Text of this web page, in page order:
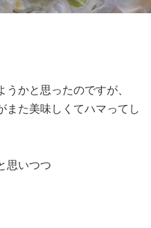
かと思ったのですが、
また美味しくてハマってし
思いつつ